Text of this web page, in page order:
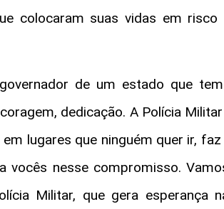
colocaram suas vidas em
de um estado que
dedicação. A Polícia
lugares que ninguém quer ir,
vocês nesse compromisso.
Militar, que gera esperança